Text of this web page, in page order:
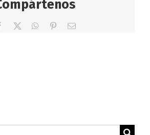
Facebook WhatsApp
PinterestCorreo